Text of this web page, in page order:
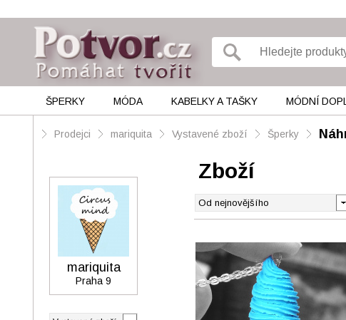
ŠPERKY MÓDA KABELKY A TAŠKY MÓDNÍ
Prodejci mariquita Vystavené zboží Šperky
Zboží
mariquita
Praha 9